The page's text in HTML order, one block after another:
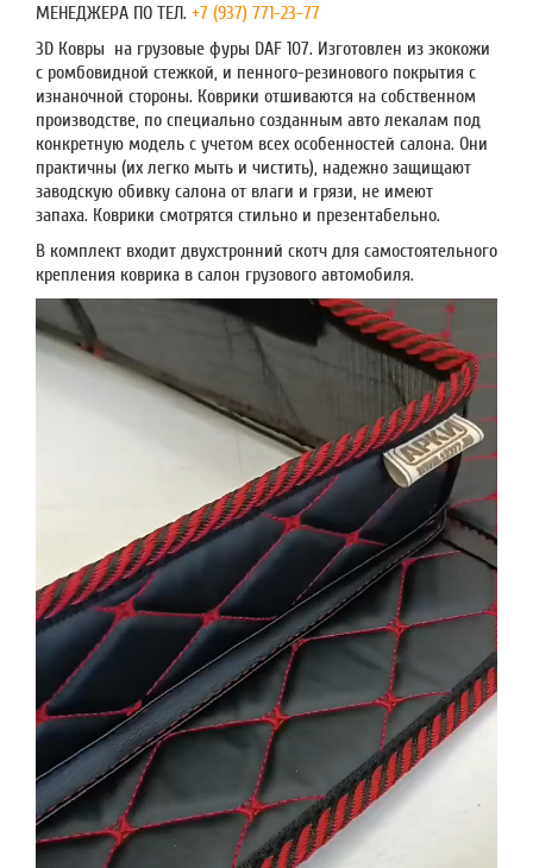
МЕНЕДЖЕРА ПО ТЕЛ. +7 (937) 771-23-77
3D Ковры на грузовые фуры DAF 107. Изготовлен из экокожи
с ромбовидной стежкой, и пенного-резинового покрытия с
изнаночной стороны. Коврики отшиваются на собственном
производстве, по специально созданным авто лекалам под
конкретную модель с учетом всех особенностей салона. Они
практичны (их легко мыть и чистить), надежно защищают
заводскую обивку салона от влаги и грязи, не имеют
запаха. Коврики смотрятся стильно и презентабельно.
В комплект входит двухстронний скотч для самостоятельного
крепления коврика в салон грузового автомобиля.